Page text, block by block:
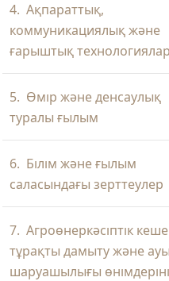
4.Ақпараттық,
коммуникациялық және
ғарыштық
5. Өмір және денсаулық
туралы ғылым
6. Білім және ғылым
саласындағы зерттеулер
7.Агроөнеркәсіптік
тұрақты дамыту және
шаруашылығы